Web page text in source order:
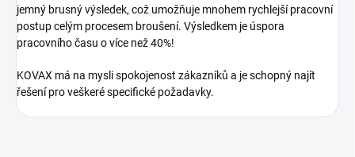
jemný brusný výsledek, což umožňuje mnohem rychlejší pracovní
postup celým procesem broušení. Výsledkem je úspora
pracovního času o více než 40%!
KOVAX má na mysli spokojenost zákazníků a je schopný najít
řešení pro veškeré specifické požadavky.